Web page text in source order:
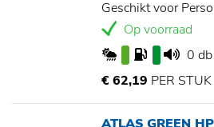
Geschikt voor
Op voorraad
0 db
€ 62,19 PER STUK